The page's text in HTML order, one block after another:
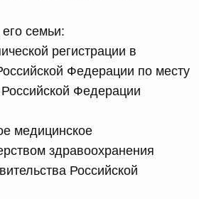
семьи:
регистрации в
Федерации по месту
Федерации
медицинское
здравоохранения
Российской
1